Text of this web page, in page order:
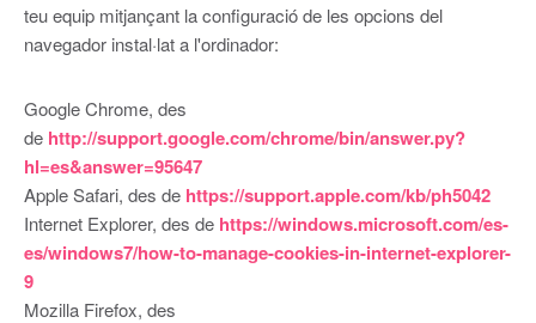
teu equip mitjançant la configuració de les opcions del
navegador instal·lat a l'ordinador:
Google Chrome, des
de http://support.google.com/chrome/bin/answer.py?
hl=es&answer=95647
Apple Safari, des de https://support.apple.com/kb/ph5042
Internet Explorer, des de https://windows.microsoft.com/es-
es/windows7/how-to-manage-cookies-in-internet-explorer-
9
Mozilla Firefox, des